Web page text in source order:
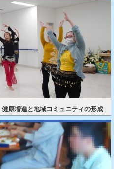
康増進と地域コミュニティの形成